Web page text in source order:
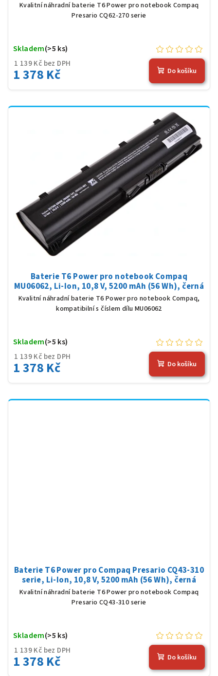
Kvalitní náhradní baterie T6 Power pro notebook Compaq
Presario CQ62-270 serie
1 139 Kč bez DPH
1 378 Kč
Skladem(>5 ks)
Do košíku
Baterie T6 Power pro notebook Compaq
MU06062, Li-Ion, 10,8 V, 5200 mAh (56 Wh), černá
Kvalitní náhradní baterie T6 Power pro notebook Compaq,
kompatibilní s číslem dílu MU06062
1 139 Kč bez DPH
1 378 Kč
Skladem(>5 ks)
Do košíku
Baterie T6 Power pro Compaq Presario CQ43-310
serie, Li-Ion, 10,8 V, 5200 mAh (56 Wh), černá
Kvalitní náhradní baterie T6 Power pro notebook Compaq
Presario CQ43-310 serie
1 139 Kč bez DPH
1 378 Kč
Skladem(>5 ks)
Do košíku